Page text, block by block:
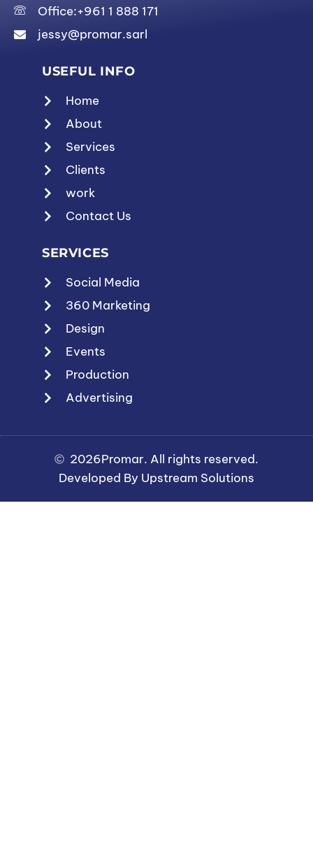
Office:+961 1 888 171
jessy@promar.sarl
USEFUL INFO
Home
About
Services
Clients
work
Contact Us
SERVICES
Social Media
360 Marketing
Design
Events
Production
Advertising
2026Promar. All rights reserved.
Developed By Upstream Solutions